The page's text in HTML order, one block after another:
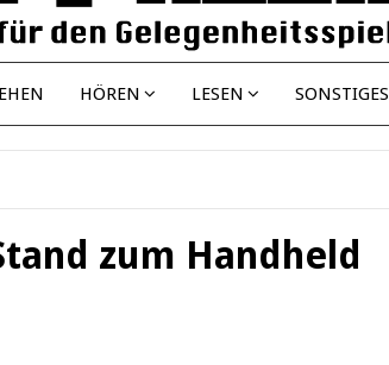
HÖREN LESEN SONSTIGES
zum Handheld